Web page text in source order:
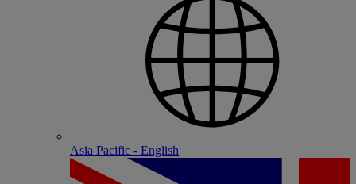
Asia Pacific - English